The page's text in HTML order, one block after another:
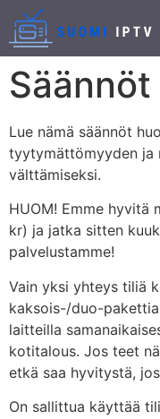
Lue nämä säännöt
tyytymättömyyden ja
välttämiseksi.
HUOM! Emme hyvitä
kr) ja jatka sitten
palvelustamme!
Vain yksi yhteys tiliä
kaksois-/duo-
laitteilla
kotitalous. Jos teet
etkä saa hyvitystä,
On sallittua käyttää